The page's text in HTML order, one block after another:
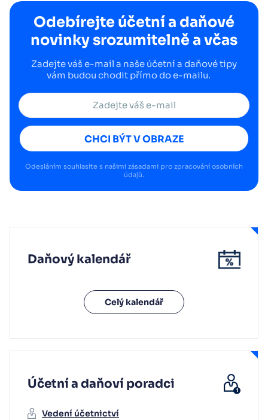
Odebírejte účetní a daňové
novinky srozumitelně a včas
Zadejte váš e-mail a naše účetní a daňové tipy
vám budou chodit přímo do e-mailu.
CHCI BÝT V OBRAZE
Odesláním souhlasíte s našimi zásadami pro zpracování osobních
údajů.
Daňový kalendář
Celý kalendář
Účetní a daňoví poradci
Vedení účetnictví